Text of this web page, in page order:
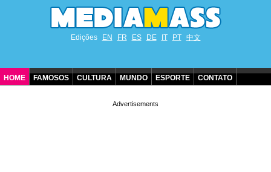
Edições EN FR ES DE IT PT 中文
HOME FAMOSOS CULTURA MUNDO ESPORTE CONTATO